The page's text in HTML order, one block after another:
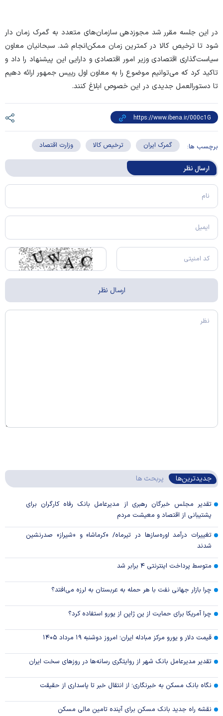
در این جلسه مقرر شد مجوزدهی سازمان‌های متعدد به گمرک زمان دار
شود تا ترخیص کالا در کمترین زمان ممکن‌انجام شد. سبحانیان معاون
سیاست‌گذاری اقتصادی وزیر امور اقتصادی و دارایی این پیشنهاد را داد و
تاکید کرد که می‌توانیم موضوع را به معاون اول رییس جمهور ارائه دهیم
تا دستورالعمل جدیدی در این خصوص ابلاغ کنند.
برچسب ها: گمرک ایران ترخیص کالا وزارت اقتصاد
ارسال‌ نظر
جدیدترین‌ها پربحث ها
تقدیر مجلس خبرگان رهبری از مدیرعامل بانک رفاه کارگران برای
پشتیبانی از اقتصاد و معیشت مردم
تغییرات درآمد اوره‌سازها در تیرماه/ «کرماشا» و «شیراز» صدرنشین
شدند
متوسط پرداخت اینترنتی ۴ برابر شد
چرا بازار جهانی نفت با هر حمله به عربستان به لرزه می‌افتد؟
چرا آمریکا برای حمایت از ین ژاپن از یورو استفاده کرد؟
قیمت دلار و یورو مرکز مبادله ایران؛ امروز دوشنبه ۱۹ مرداد ۱۴۰۵
تقدیر مدیرعامل بانک شهر از روایتگری رسانه‌ها در روز‌های سخت ایران
نگاه بانک مسکن به خبرنگاری؛ از انتقال خبر تا پاسداری از حقیقت
نقشه راه جدید بانک مسکن برای آینده تامین مالی مسکن